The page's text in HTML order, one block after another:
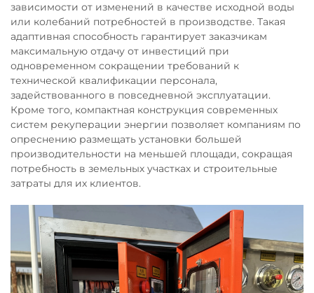
зависимости от изменений в качестве исходной воды
или колебаний потребностей в производстве. Такая
адаптивная способность гарантирует заказчикам
максимальную отдачу от инвестиций при
одновременном сокращении требований к
технической квалификации персонала,
задействованного в повседневной эксплуатации.
Кроме того, компактная конструкция современных
систем рекуперации энергии позволяет компаниям по
опреснению размещать установки большей
производительности на меньшей площади, сокращая
потребность в земельных участках и строительные
затраты для их клиентов.